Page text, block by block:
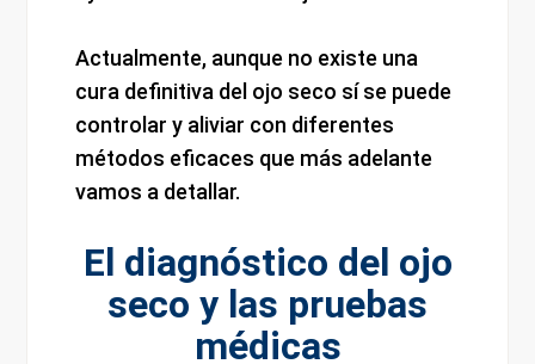
Actualmente, aunque no existe una
cura definitiva del ojo seco sí se puede
controlar y aliviar con diferentes
métodos eficaces que más adelante
vamos a detallar.
El diagnóstico del ojo
seco y las pruebas
médicas